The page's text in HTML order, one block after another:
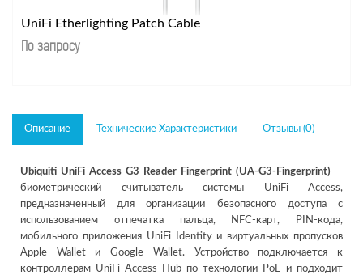
UniFi Etherlighting Patch Cable
По запросу
Описание Технические Характеристики Отзывы (0)
Ubiquiti UniFi Access G3 Reader Fingerprint (UA-G3-Fingerprint) —
биометрический считыватель системы UniFi Access,
предназначенный для организации безопасного доступа с
использованием отпечатка пальца, NFC-карт, PIN-кода,
мобильного приложения UniFi Identity и виртуальных пропусков
Apple Wallet и Google Wallet. Устройство подключается к
контроллерам UniFi Access Hub по технологии PoE и подходит